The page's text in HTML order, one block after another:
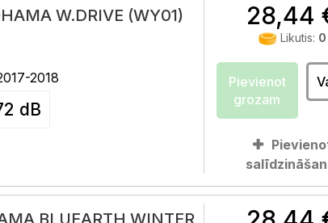
W.DRIVE (WY01)
2018
dB
28,44
Likutis: 0
Pievienot
grozam
BLUEARTH WINTER